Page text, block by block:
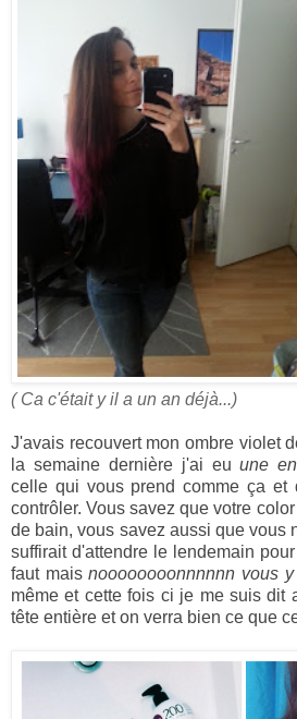
( Ca c'était y il a un an déjà...)
J'avais recouvert mon ombre violet
la semaine dernière j'ai euune
celle qui vous prend comme ça et
contrôler. Vous savez que votre
de bain, vous savez aussi que vous
suffirait d'attendre le lendemain
faut maisnoooooooonnnnnn vous
même et cette fois ci je me suis dit
tête entière et on verra bien ce que